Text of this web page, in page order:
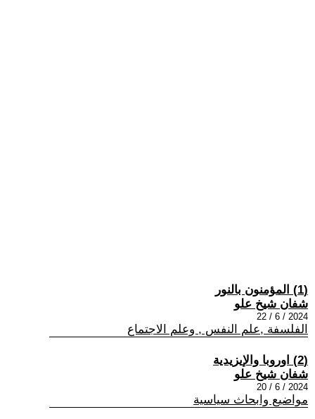
(1) المؤمنون بالنور
شفان شيخ علو
2024 / 6 / 22
الفلسفة ,علم النفس , وعلم الاجتماع
(2) اوروبا والإيزيدية
شفان شيخ علو
2024 / 6 / 20
مواضيع وابحاث سياسية